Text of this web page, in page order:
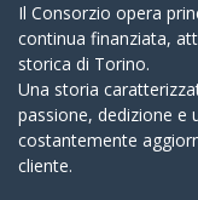
Il Consorzio opera
continua finanziata,
storica di Torino.
Una storia
passione, dedizione e
costantemente
cliente.